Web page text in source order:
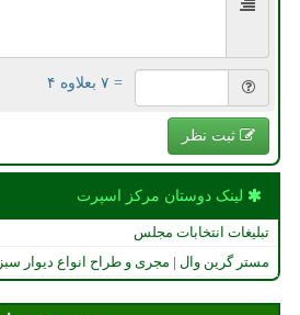
= ۷ بعلاوه ۴
ثبت نظر
لینک دوستان مركز اسپرت
تبلیغات انتخابات مجلس
مستر گرین وال | مجری و طراح انواع دیوار سبز